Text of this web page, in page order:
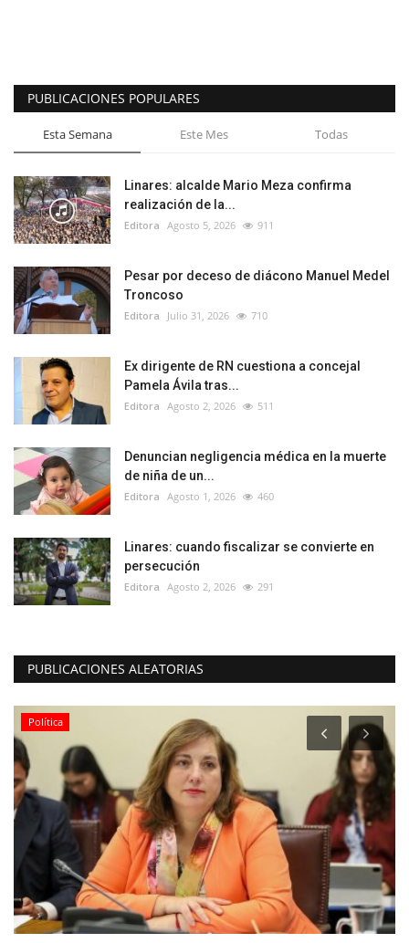
PUBLICACIONES POPULARES
Esta Semana Este Mes Todas
Linares: alcalde Mario Meza confirma
realización de la...
Editora Agosto 5, 2026 911
Pesar por deceso de diácono Manuel Medel
Troncoso
Editora Julio 31, 2026 710
Ex dirigente de RN cuestiona a concejal
Pamela Ávila tras...
Editora Agosto 2, 2026 511
Denuncian negligencia médica en la muerte
de niña de un...
Editora Agosto 1, 2026 460
Linares: cuando fiscalizar se convierte en
persecución
Editora Agosto 2, 2026 291
PUBLICACIONES ALEATORIAS
Deporte